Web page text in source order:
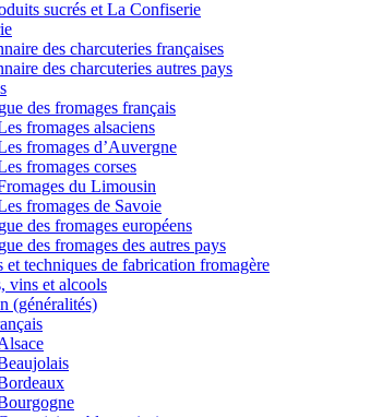
sucrés et La Confiserie
des charcuteries françaises
des charcuteries autres pays
des fromages français
fromages alsaciens
fromages d’Auvergne
fromages corses
du Limousin
fromages de Savoie
des fromages européens
des fromages des autres pays
et techniques de fabrication fromagère
vins et alcools
(généralités)